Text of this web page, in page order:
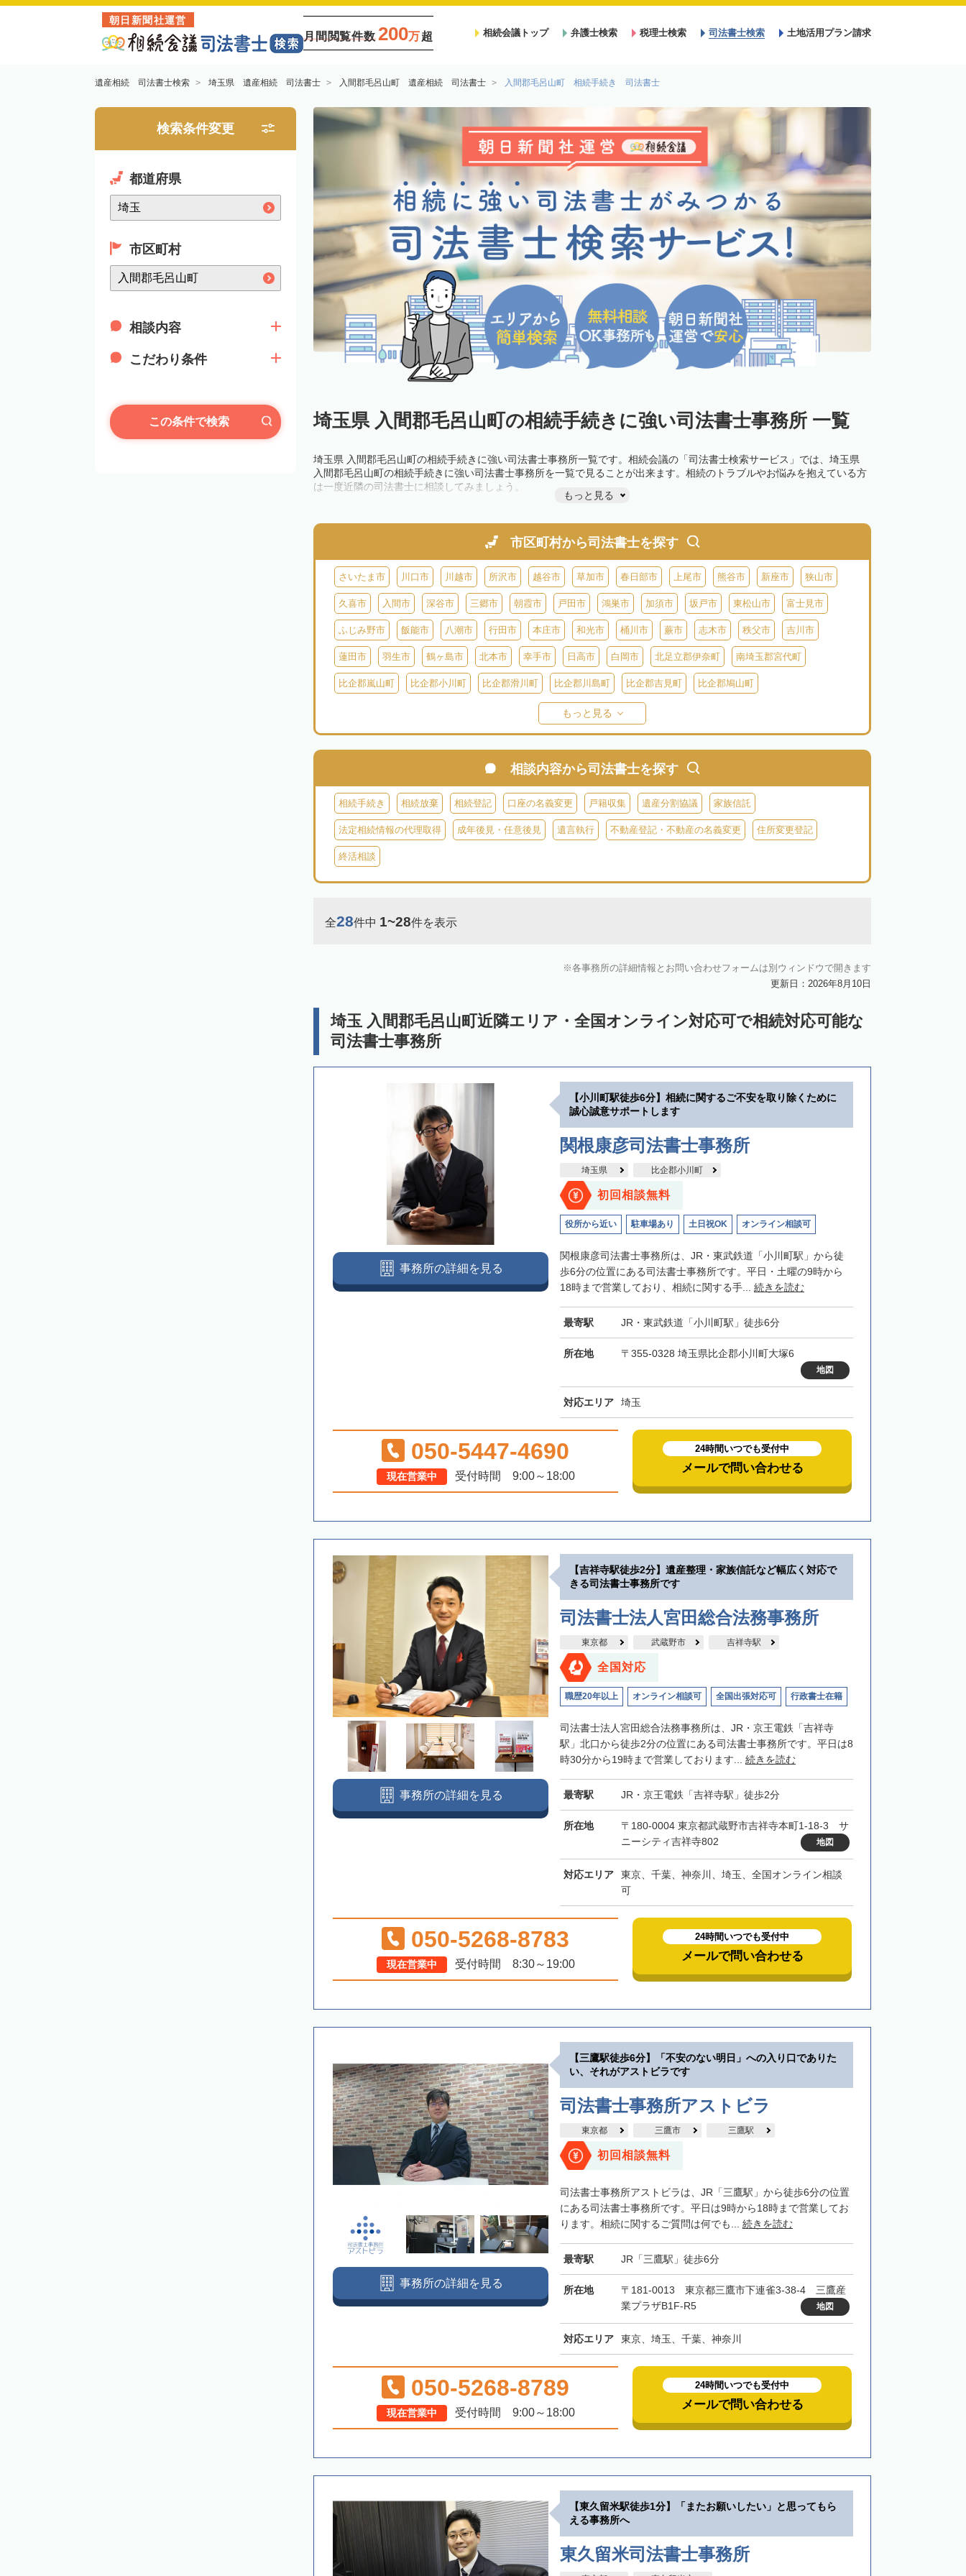
朝日新聞社運営
月間閲覧件数 200万超 相続会議トップ 弁護士検索 税理士検索 司法書士検索 土地活用プラン請求
遺産相続 司法書士検索 埼玉県 遺産相続 司法書士 入間郡毛呂山町 遺産相続 司法書士 入間郡毛呂山町 相続手続き 司法書士
検索条件変更
都道府県
市区町村
相談内容
こだわり条件
この条件で検索 埼玉県 入間郡毛呂山町の相続手続きに強い司法書士事務所 一覧
埼玉県 入間郡毛呂山町の相続手続きに強い司法書士事務所一覧です。相続会議の「司法書士検索サービス」では、埼玉県
入間郡毛呂山町の相続手続きに強い司法書士事務所を一覧で見ることが出来ます。相続のトラブルやお悩みを抱えている方
は一度近隣の司法書士に相談してみましょう。
もっと見る
市区町村から司法書士を探す
さいたま市 川口市 川越市 所沢市 越谷市 草加市 春日部市 上尾市 熊谷市 新座市 狭山市
久喜市 入間市 深谷市 三郷市 朝霞市 戸田市 鴻巣市 加須市 坂戸市 東松山市 富士見市
ふじみ野市 飯能市 八潮市 行田市 本庄市 和光市 桶川市 蕨市 志木市 秩父市 吉川市
蓮田市 羽生市 鶴ヶ島市 北本市 幸手市 日高市 白岡市 北足立郡伊奈町 南埼玉郡宮代町
比企郡嵐山町 比企郡小川町 比企郡滑川町 比企郡川島町 比企郡吉見町 比企郡鳩山町
入間郡毛呂山町 入間郡越生町
児玉郡上里町 児玉郡神川町 児玉郡美里町 大里郡寄居町 秩父郡小鹿野町 秩父郡皆野町 秩父郡横瀬町
もっと見る
相談内容から司法書士を探す
相続手続き 相続放棄 相続登記 口座の名義変更 戸籍収集 遺産分割協議 家族信託
法定相続情報の代理取得 成年後見・任意後見 遺言執行 不動産登記・不動産の名義変更 住所変更登記
終活相談
全28件中 1~28件を表示
各事務所の詳細情報とお問い合わせフォームは別ウィンドウで開きます
更新日：2026年8月10日
埼玉 入間郡毛呂山町近隣エリア・全国オンライン対応可で相続対応可能な
司法書士事務所
【小川町駅徒歩6分】相続に関するご不安を取り除くために
誠心誠意サポートします
関根康彦司法書士事務所
埼玉県 比企郡小川町
初回相談無料
役所から近い 駐車場あり 土日祝OK オンライン相談可
関根康彦司法書士事務所は、JR・東武鉄道「小川町駅」から徒
歩6分の位置にある司法書士事務所です。平日・土曜の9時から
18時まで営業しており、相続に関する手... 続きを読む
最寄駅 JR・東武鉄道「小川町駅」徒歩6分
所在地 〒355-0328 埼玉県比企郡小川町大塚6
地図
対応エリア 埼玉
事務所の詳細を見る
050-5447-4690
現在営業中 受付時間 9:00～18:00
24時間いつでも受付中
メールで問い合わせる
【吉祥寺駅徒歩2分】遺産整理・家族信託など幅広く対応で
きる司法書士事務所です
司法書士法人宮田総合法務事務所
東京都 武蔵野市 吉祥寺駅
全国対応
職歴20年以上 オンライン相談可 全国出張対応可 行政書士在籍
司法書士法人宮田総合法務事務所は、JR・京王電鉄「吉祥寺
駅」北口から徒歩2分の位置にある司法書士事務所です。平日は8
時30分から19時まで営業しております... 続きを読む
最寄駅 JR・京王電鉄「吉祥寺駅」徒歩2分
所在地
〒180-0004 東京都武蔵野市吉祥寺本町1-18-3 サ
ニーシティ吉祥寺802
地図
対応エリア
東京、千葉、神奈川、埼玉、全国オンライン相談
可
事務所の詳細を見る
050-5268-8783
現在営業中 受付時間 8:30～19:00
24時間いつでも受付中
メールで問い合わせる
【三鷹駅徒歩6分】「不安のない明日」への入り口でありた
い、それがアストビラです
司法書士事務所アストビラ
東京都 三鷹市 三鷹駅
初回相談無料
司法書士事務所アストビラは、JR「三鷹駅」から徒歩6分の位置
にある司法書士事務所です。平日は9時から18時まで営業してお
ります。相続に関するご質問は何でも... 続きを読む
最寄駅 JR「三鷹駅」徒歩6分
所在地
〒181-0013 東京都三鷹市下連雀3-38-4 三鷹産
業プラザB1F-R5
地図
対応エリア 東京、埼玉、千葉、神奈川
事務所の詳細を見る
050-5268-8789
現在営業中 受付時間 9:00～18:00
24時間いつでも受付中
メールで問い合わせる
【東久留米駅徒歩1分】「またお願いしたい」と思ってもら
える事務所へ
東久留米司法書士事務所